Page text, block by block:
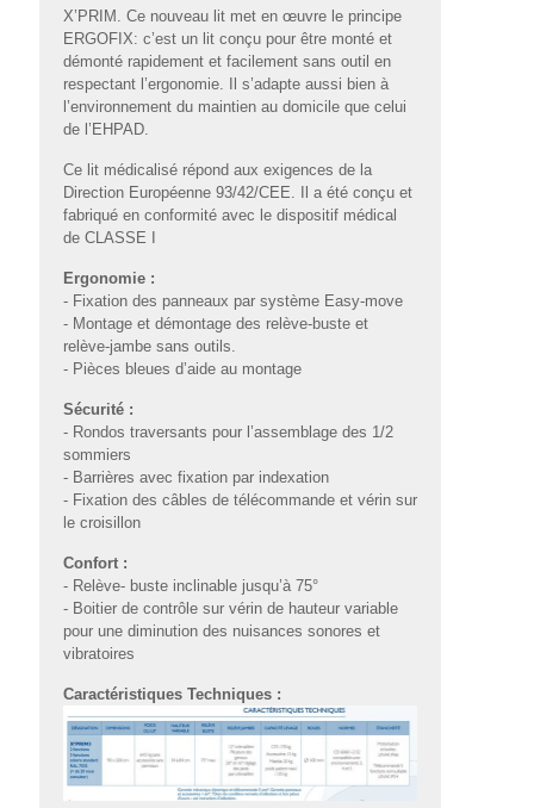
X’PRIM. Ce nouveau lit met en œuvre le principe
ERGOFIX: c’est un lit conçu pour être monté et
démonté rapidement et facilement sans outil en
respectant l’ergonomie. Il s’adapte aussi bien à
l’environnement du maintien au domicile que celui
de l’EHPAD.
Ce lit médicalisé répond aux exigences de la
Direction Européenne 93/42/CEE. Il a été conçu et
fabriqué en conformité avec le dispositif médical
de CLASSE I
Ergonomie :
- Fixation des panneaux par système Easy-move
- Montage et démontage des relève-buste et
relève-jambe sans outils.
- Pièces bleues d’aide au montage
Sécurité :
- Rondos traversants pour l’assemblage des 1/2
sommiers
- Barrières avec fixation par indexation
- Fixation des câbles de télécommande et vérin sur
le croisillon
Confort :
- Relève- buste inclinable jusqu’à 75°
- Boitier de contrôle sur vérin de hauteur variable
pour une diminution des nuisances sonores et
vibratoires
Caractéristiques Techniques :